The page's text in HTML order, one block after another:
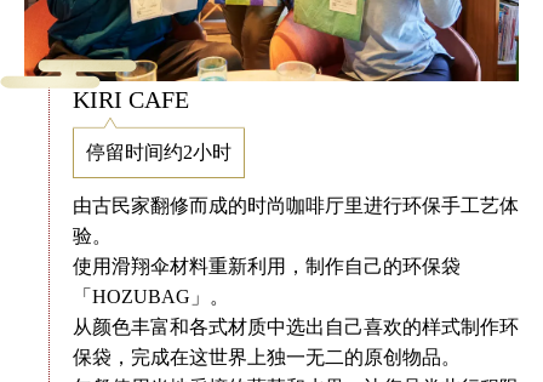
KIRI CAFE
停留时间约2小时
由古民家翻修而成的时尚咖啡厅里进行环保手工艺体
验。
使用滑翔伞材料重新利用，制作自己的环保袋
「HOZUBAG」。
从颜色丰富和各式材质中选出自己喜欢的样式制作环
保袋，完成在这世界上独一无二的原创物品。